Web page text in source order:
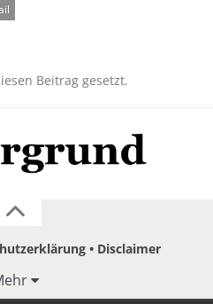
Beitrag gesetzt.
Disclaimer